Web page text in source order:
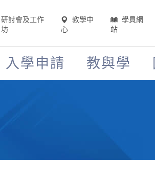
研討會及工作
坊
教學中
心
學員網
站
入學申請 教與學